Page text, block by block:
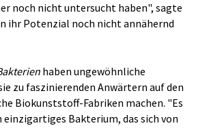
noch nicht untersucht haben", sagte
ihr Potenzial noch nicht annähernd
haben ungewöhnliche
zu faszinierenden Anwärtern auf den
Biokunststoff-Fabriken machen. "Es
einzigartiges Bakterium, das sich von